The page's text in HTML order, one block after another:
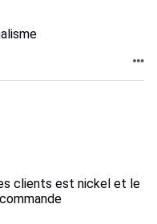
clients est nickel et le